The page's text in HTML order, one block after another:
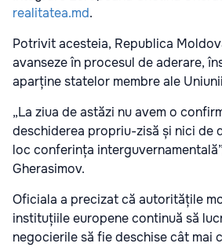
realitatea.md.
Potrivit acesteia, Republica
avanseze în procesul de aderare,
aparține statelor membre ale
„La ziua de astăzi nu avem o
deschiderea propriu-zisă și nici de
loc conferința
Gherasimov.
Oficiala a precizat că autoritățile
instituțiile europene continuă să
negocierile să fie deschise cât mai